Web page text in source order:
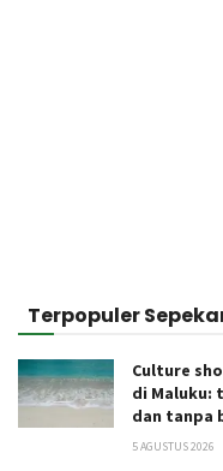
Terpopuler
Culture
di Maluku:
dan tanpa
5 AGUSTUS 2026